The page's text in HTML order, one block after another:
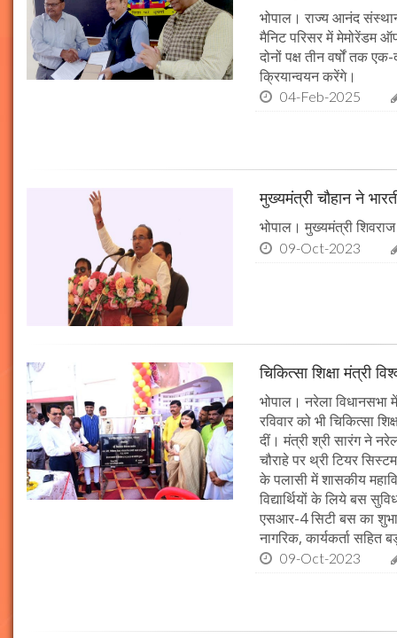
भोपाल। राज्य आनंद
मैनिट परिसर में मेमोरेंडम
दोनों पक्ष तीन वर्षों तक
क्रियान्वयन करेंगे।
04-Feb-2025
मुख्यमंत्री चौहान ने
भोपाल। मुख्यमंत्री
09-Oct-2023
चिकित्सा शिक्षा मंत्री
भोपाल। नरेला विधानसभा
रविवार को भी चिकित्सा
दीं। मंत्री श्री सारंग ने
चौराहे पर थ्री टियर
के पलासी में शासकीय
विद्यार्थियों के लिये बस
एसआर-4 सिटी बस का
नागरिक, कार्यकर्ता सहित
09-Oct-2023